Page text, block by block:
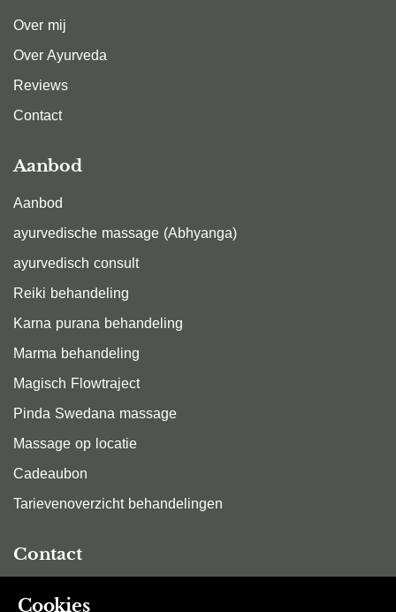
Over mij
Over Ayurveda
Reviews
Contact
Aanbod
Aanbod
ayurvedische massage (Abhyanga)
ayurvedisch consult
Reiki behandeling
Karna purana behandeling
Marma behandeling
Magisch Flowtraject
Pinda Swedana massage
Massage op locatie
Cadeaubon
Tarievenoverzicht behandelingen
Contact
Cookies